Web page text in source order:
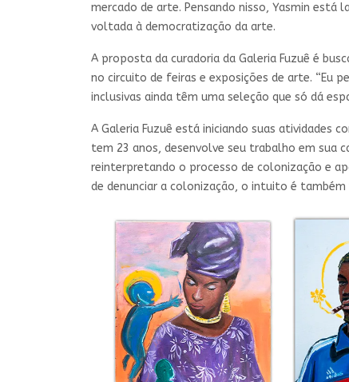
mercado de arte. Pensando nisso, Yasmin está
voltada à democratização da arte.
A proposta da curadoria da Galeria Fuzuê é
no circuito de feiras e exposições de arte. “Eu
inclusivas ainda têm uma seleção que só dá
A Galeria Fuzuê está iniciando suas atividades
tem 23 anos, desenvolve seu trabalho em sua
reinterpretando o processo de colonização e
de denunciar a colonização, o intuito é